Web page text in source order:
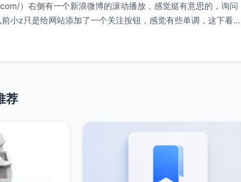
）右侧有一个新浪微博的滚动播放，感觉挺有意思的，询问
z只是给网站添加了一个关注按钮，感觉有些单调，这下看
荐